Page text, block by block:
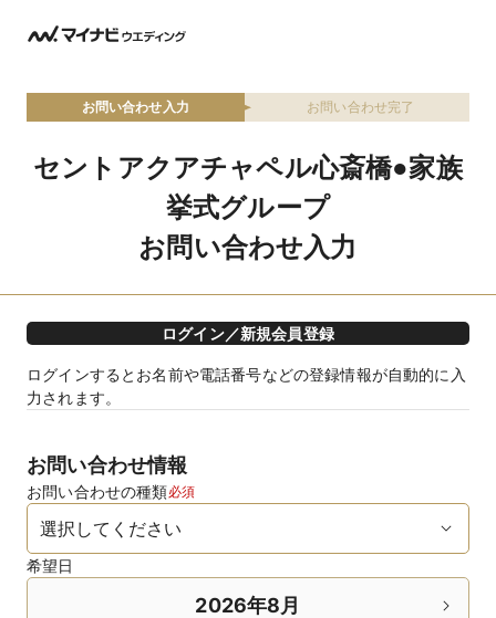
お問い合わせ入力 お問い合わせ完了
セントアクアチャペル心斎橋●家族
挙式グループ
お問い合わせ入力
ログイン／新規会員登録
ログインするとお名前や電話番号などの登録情報が自動的に入
力されます。
お問い合わせ情報
お問い合わせの種類必須
希望日
2026年8月